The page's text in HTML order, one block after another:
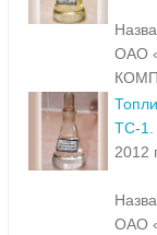
ОАО
ТС-1.
2012
ОАО